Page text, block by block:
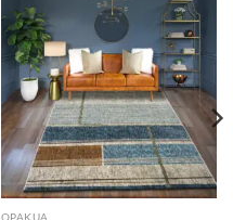
OPAKUA